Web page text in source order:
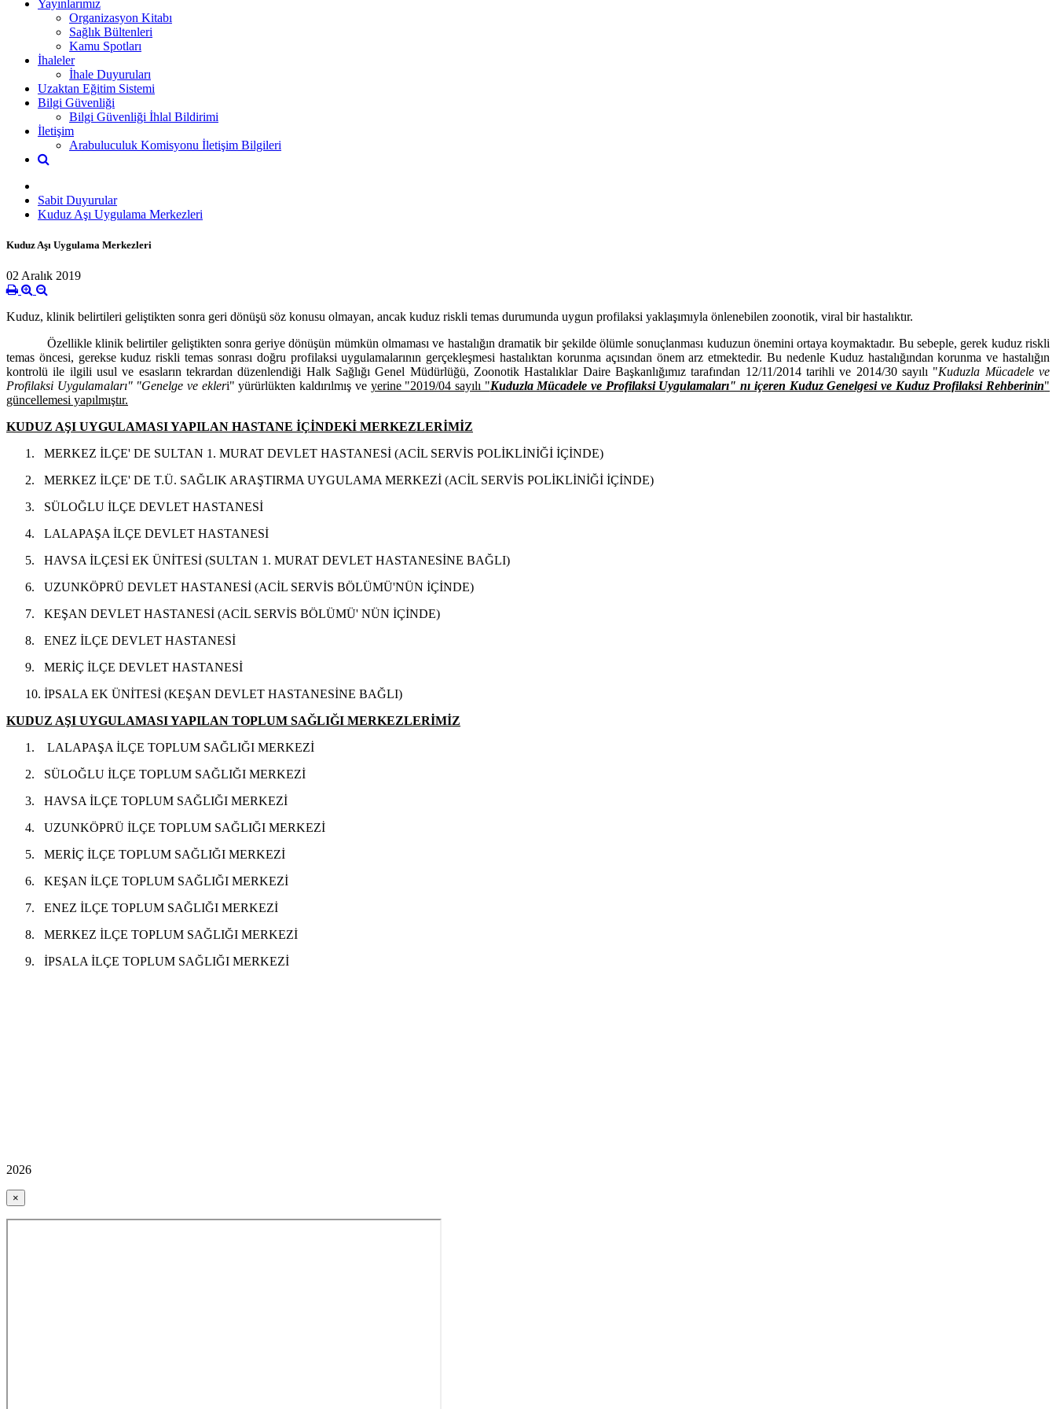
Yayınlarımız
Organizasyon Kitabı
Sağlık Bültenleri
Kamu Spotları
İhaleler
İhale Duyuruları
Uzaktan Eğitim Sistemi
Bilgi Güvenliği
Bilgi Güvenliği İhlal Bildirimi
İletişim
Arabuluculuk Komisyonu İletişim Bilgileri
Sabit Duyurular
Kuduz Aşı Uygulama Merkezleri
Kuduz Aşı Uygulama Merkezleri
02 Aralık 2019
Kuduz, klinik belirtileri geliştikten sonra geri dönüşü söz konusu olmayan, ancak kuduz riskli temas durumunda uygun profilaksi yaklaşımıyla önlenebilen zoonotik, viral bir hastalıktır.
Özellikle klinik belirtiler geliştikten sonra geriye dönüşün mümkün olmaması ve hastalığın dramatik bir şekilde ölümle sonuçlanması kuduzun önemini ortaya koymaktadır. Bu sebeple, gerek kuduz riskli
temas öncesi, gerekse kuduz riskli temas sonrası doğru profilaksi uygulamalarının gerçekleşmesi hastalıktan korunma açısından önem arz etmektedir. Bu nedenle Kuduz hastalığından korunma ve hastalığın
kontrolü ile ilgili usul ve esasların tekrardan düzenlendiği Halk Sağlığı Genel Müdürlüğü, Zoonotik Hastalıklar Daire Başkanlığımız tarafından 12/11/2014 tarihli ve 2014/30 sayılı "Kuduzla Mücadele ve
Profilaksi Uygulamaları" "Genelge ve ekleri" yürürlükten kaldırılmış ve yerine "2019/04 sayılı "Kuduzla Mücadele ve Profilaksi Uygulamaları" nı içeren Kuduz Genelgesi ve Kuduz Profilaksi Rehberinin"
güncellemesi yapılmıştır.
KUDUZ AŞI UYGULAMASI YAPILAN HASTANE İÇİNDEKİ MERKEZLERİMİZ
1.
MERKEZ İLÇE' DE SULTAN 1. MURAT DEVLET HASTANESİ (ACİL SERVİS POLİKLİNİĞİ İÇİNDE)
2.
MERKEZ İLÇE' DE T.Ü. SAĞLIK ARAŞTIRMA UYGULAMA MERKEZİ (ACİL SERVİS POLİKLİNİĞİ İÇİNDE)
3.
SÜLOĞLU İLÇE DEVLET HASTANESİ
4.
LALAPAŞA İLÇE DEVLET HASTANESİ
5.
HAVSA İLÇESİ EK ÜNİTESİ (SULTAN 1. MURAT DEVLET HASTANESİNE BAĞLI)
6.
UZUNKÖPRÜ DEVLET HASTANESİ (ACİL SERVİS BÖLÜMÜ'NÜN İÇİNDE)
7.
KEŞAN DEVLET HASTANESİ (ACİL SERVİS BÖLÜMÜ' NÜN İÇİNDE)
8.
ENEZ İLÇE DEVLET HASTANESİ
9.
MERİÇ İLÇE DEVLET HASTANESİ
10. İPSALA EK ÜNİTESİ (KEŞAN DEVLET HASTANESİNE BAĞLI)
KUDUZ AŞI UYGULAMASI YAPILAN TOPLUM SAĞLIĞI MERKEZLERİMİZ
1.
LALAPAŞA İLÇE TOPLUM SAĞLIĞI MERKEZİ
2.
SÜLOĞLU İLÇE TOPLUM SAĞLIĞI MERKEZİ
3.
HAVSA İLÇE TOPLUM SAĞLIĞI MERKEZİ
4.
UZUNKÖPRÜ İLÇE TOPLUM SAĞLIĞI MERKEZİ
5.
MERİÇ İLÇE TOPLUM SAĞLIĞI MERKEZİ
6.
KEŞAN İLÇE TOPLUM SAĞLIĞI MERKEZİ
7.
ENEZ İLÇE TOPLUM SAĞLIĞI MERKEZİ
8.
MERKEZ İLÇE TOPLUM SAĞLIĞI MERKEZİ
9.
İPSALA İLÇE TOPLUM SAĞLIĞI MERKEZİ
2026
×